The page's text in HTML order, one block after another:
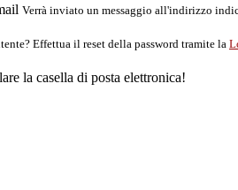
Verrà inviato un messaggio all'indirizzo
Effettua il reset della password tramite la
la casella di posta elettronica!